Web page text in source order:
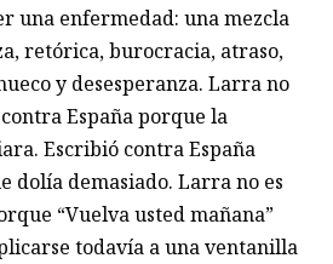
una enfermedad: una mezcla
retórica, burocracia, atraso,
y desesperanza. Larra no
España porque la
Escribió contra España
dolía demasiado. Larra no es
“Vuelva usted mañana”
todavía a una ventanilla